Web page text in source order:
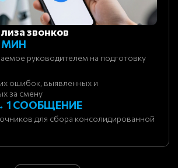
звонков
МИН
руководителем на подготовку
ошибок, выявленных и
за смену
1 СООБЩЕНИЕ
для сбора консолидированной